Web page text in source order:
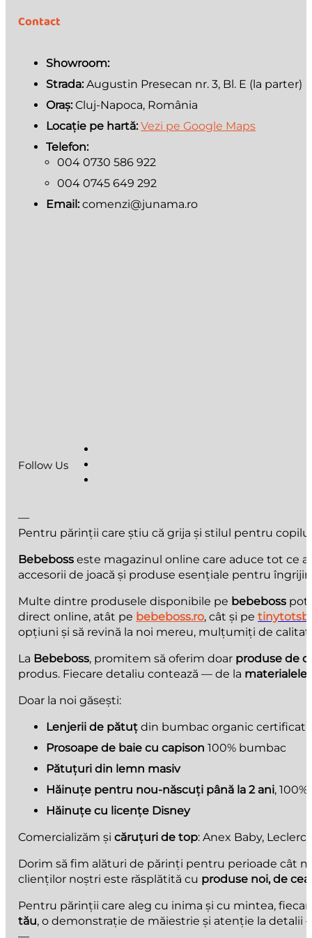
Contact
Showroom:
Strada: Augustin Presecan nr. 3, Bl. E (la parter)
Oraș: Cluj-Napoca, România
Locație pe hartă: Vezi pe Google Maps
Telefon:
004 0730 586 922
004 0745 649 292
Email: comenzi@junama.ro
Follow Us
—
Pentru părinții care știu că grija și stilul pentru
Bebeboss este magazinul online care aduce tot ce
accesorii de joacă și produse esențiale pentru
Multe dintre produsele disponibile pe bebeboss pot
direct online, atât pe bebeboss.ro, cât și pe
opțiuni și să revină la noi mereu, mulțumiți de
La Bebeboss, promitem să oferim doar produse de
produs. Fiecare detaliu contează — de la materialele
Doar la noi găsești:
Lenjerii de pătuț din bumbac organic certificat
Prosoape de baie cu capison 100% bumbac
Pătuțuri din lemn masiv
Hăinuțe pentru nou-născuți până la 2 ani,
Hăinuțe cu licențe Disney
Comercializăm șicăruțuri de top: Anex Baby, Leclerc
Dorim să fim alături de părinți pentru perioade cât
clienților noștri este răsplătită cu produse noi, de
Pentru părinții care aleg cu inima și cu mintea,
tău, o demonstrație de măiestrie și atenție la